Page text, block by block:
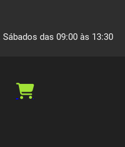
das 09:00 às 13:30